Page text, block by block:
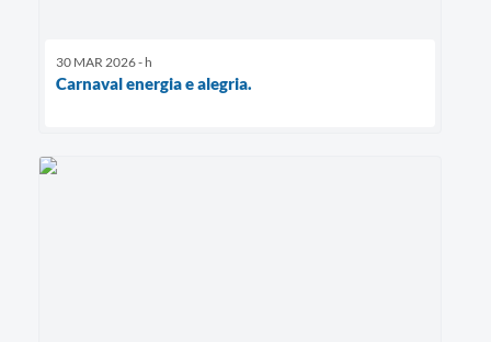
30 MAR 2026 - h
Carnaval energia e alegria.